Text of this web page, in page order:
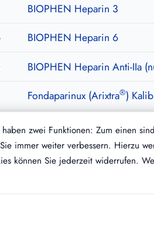
BIOPHEN Heparin 3
BIOPHEN Heparin 6
BIOPHEN Heparin Anti-IIa
Fondaparinux (Arixtra®)
Fondaparinux (Arixtra )
zwei Funktionen: Zum einen
immer weiter verbessern. Hierzu
können Sie jederzeit widerrufen.